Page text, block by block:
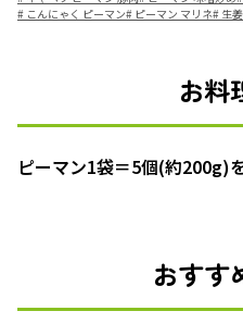
# こんにゃく ピーマン# ピーマン マリネ# 生
お料
ピーマン1袋＝5個(約200g)
おすす